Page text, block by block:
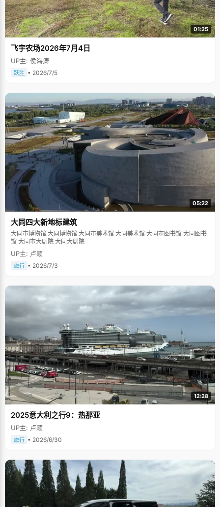
01:25
飞宇农场2026年7月4日
UP主: 侯海涛
跃胜 • 2026/7/5
05:22
大同四大新地标建筑
大同市博物馆 大同博物馆 大同市美术馆 大同美术馆 大同市图书馆 大同图书
馆 大同市大剧院 大同大剧院
UP主: 卢颖
旅行 • 2026/7/3
12:28
2025意大利之行9：热那亚
UP主: 卢颖
旅行 • 2026/6/30